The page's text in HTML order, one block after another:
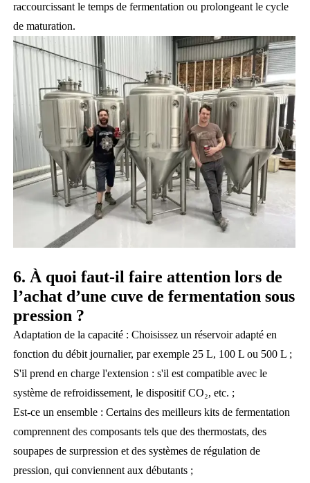
raccourcissant le temps de fermentation ou prolongeant le cycle
de maturation.
6. À quoi faut-il faire attention lors de
l’achat d’une cuve de fermentation sous
pression ?
Adaptation de la capacité : Choisissez un réservoir adapté en
fonction du débit journalier, par exemple 25 L, 100 L ou 500 L ;
S'il prend en charge l'extension : s'il est compatible avec le
système de refroidissement, le dispositif CO₂, etc. ;
Est-ce un ensemble : Certains des meilleurs kits de fermentation
comprennent des composants tels que des thermostats, des
soupapes de surpression et des systèmes de régulation de
pression, qui conviennent aux débutants ;